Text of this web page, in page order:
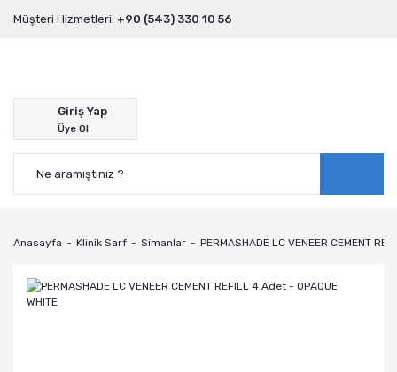
Müşteri Hizmetleri: +90 (543) 330 10 56
Giriş Yap
Üye Ol
Anasayfa Klinik Sarf Simanlar PERMASHADE LC VENEER CEMENT